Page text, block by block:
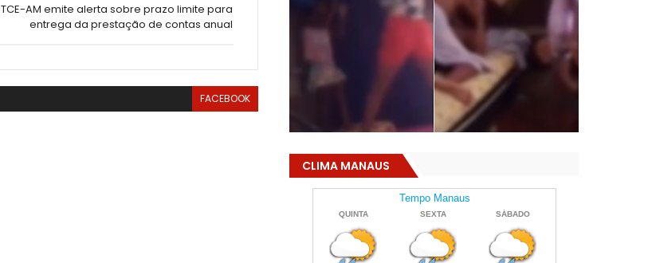
TCE-AM emite alerta sobre prazo limite para
entrega da prestação de contas anual
FACEBOOK
CLIMA MANAUS